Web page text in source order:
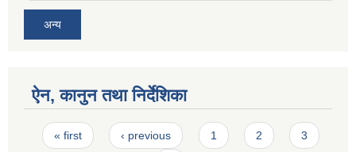
अन्य
ऐन, कानुन तथा निर्देशिका
Pages
« first ‹ previous 1 2 3